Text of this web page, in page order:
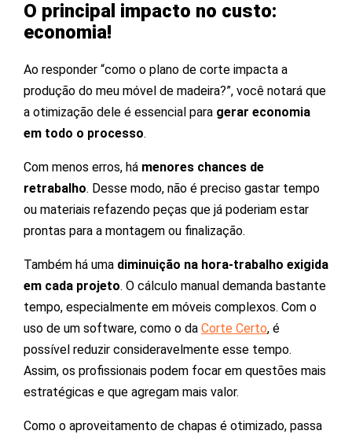
O principal impacto no custo:
economia!
Ao responder “como o plano de corte impacta a
produção do meu móvel de madeira?”, você notará que
a otimização dele é essencial para gerar economia
em todo o processo.
Com menos erros, há menores chances de
retrabalho. Desse modo, não é preciso gastar tempo
ou materiais refazendo peças que já poderiam estar
prontas para a montagem ou finalização.
Também há uma diminuição na hora-trabalho exigida
em cada projeto. O cálculo manual demanda bastante
tempo, especialmente em móveis complexos. Com o
uso de um software, como o da Corte Certo, é
possível reduzir consideravelmente esse tempo.
Assim, os profissionais podem focar em questões mais
estratégicas e que agregam mais valor.
Como o aproveitamento de chapas é otimizado, passa